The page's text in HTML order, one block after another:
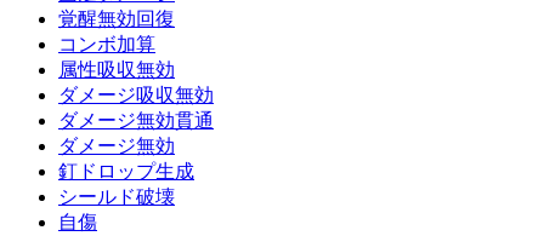
覚醒無効回復
コンボ加算
属性吸収無効
ダメージ吸収無効
ダメージ無効貫通
ダメージ無効
釘ドロップ生成
シールド破壊
自傷